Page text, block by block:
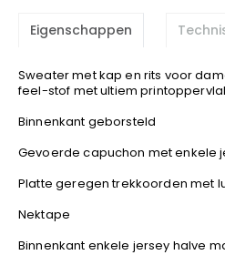
Safety Jogger
Shugon
Spiro
Stanley/Stella
Eigenschappen
Sweater met kap en rits voor
feel-stof met ultiem
Binnenkant geborsteld
Gevoerde capuchon met enkele
Platte geregen trekkoorden met
Nektape
Binnenkant enkele jersey halve